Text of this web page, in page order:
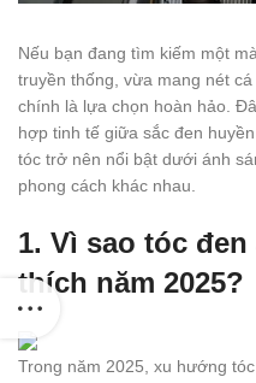
Nếu bạn đang tìm kiếm một
truyền thống, vừa mang nét
chính là lựa chọn hoàn hảo.
hợp tinh tế giữa sắc đen
tóc trở nên nổi bật dưới ánh
phong cách khác nhau.
1. Vì sao tóc
thích năm 2025?
Trong năm 2025, xu hướng